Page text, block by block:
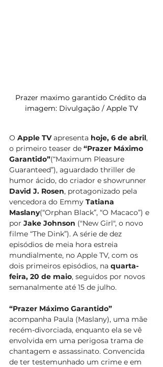
Prazer maximo garantido Crédito da
imagem: Divulgação / Apple TV
O Apple TV apresenta hoje, 6 de abril,
o primeiro teaser de “Prazer Máximo
Garantido”(“Maximum Pleasure
Guaranteed”), aguardado thriller de
humor ácido, do criador e showrunner
David J. Rosen, protagonizado pela
vencedora do Emmy Tatiana
Maslany(“Orphan Black”, “O Macaco”) e
por Jake Johnson ("New Girl", o novo
filme “The Dink”). A série de dez
episódios de meia hora estreia
mundialmente, no Apple TV, com os
dois primeiros episódios, na quarta-
feira, 20 de maio, seguidos por novos
semanalmente até 15 de julho.
“Prazer Máximo Garantido”
acompanha Paula (Maslany), uma mãe
recém-divorciada, enquanto ela se vê
envolvida em uma perigosa trama de
chantagem e assassinato. Convencida
de ter testemunhado um crime e em